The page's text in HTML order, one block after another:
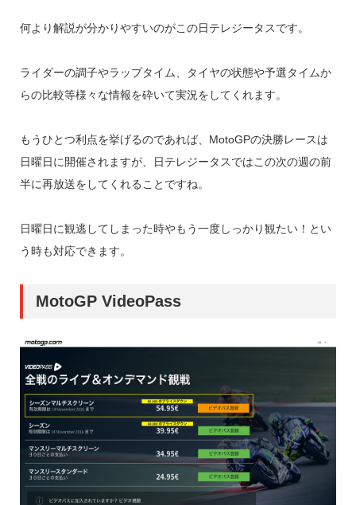
何より解説が分かりやすいのがこの日テレジータスです。
ライダーの調子やラップタイム、タイヤの状態や予選タイムか
らの比較等様々な情報を砕いて実況をしてくれます。
もうひとつ利点を挙げるのであれば、MotoGPの決勝レースは
日曜日に開催されますが、日テレジータスではこの次の週の前
半に再放送をしてくれることですね。
日曜日に観逃してしまった時やもう一度しっかり観たい！とい
う時も対応できます。
MotoGP VideoPass